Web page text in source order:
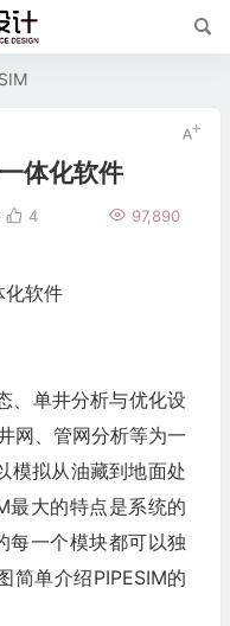
体化软件
97,890
4
软件
、单井分析与优化设
网、管网分析等为一
模拟从油藏到地面处
最大的特点是系统的
每一个模块都可以独
简单介绍PIPESIM的